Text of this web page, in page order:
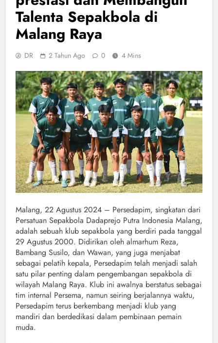
Talenta Sepakbola di
Malang Raya
DR 2 Tahun Ago 0 4 Mins
Malang, 22 Agustus 2024 – Persedapim, singkatan dari
Persatuan Sepakbola Dadaprejo Putra Indonesia Malang,
adalah sebuah klub sepakbola yang berdiri pada tanggal
29 Agustus 2000. Didirikan oleh almarhum Reza,
Bambang Susilo, dan Wawan, yang juga menjabat
sebagai pelatih kepala, Persedapim telah menjadi salah
satu pilar penting dalam pengembangan sepakbola di
wilayah Malang Raya. Klub ini awalnya berstatus sebagai
tim internal Persema, namun seiring berjalannya waktu,
Persedapim terus berkembang menjadi klub yang
mandiri dan berdedikasi dalam pembinaan pemain
muda.